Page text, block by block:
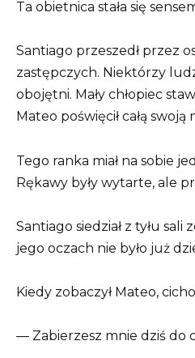
Ta obietnica stała się
Santiago przeszedł przez
zastępczych. Niektórzy
obojętni. Mały chłopiec
Mateo poświęcił całą swoją
Tego ranka miał na sobie
Rękawy były wytarte, ale
Santiago siedział z tyłu sali
jego oczach nie było już
Kiedy zobaczył Mateo,
— Zabierzesz mnie dziś do